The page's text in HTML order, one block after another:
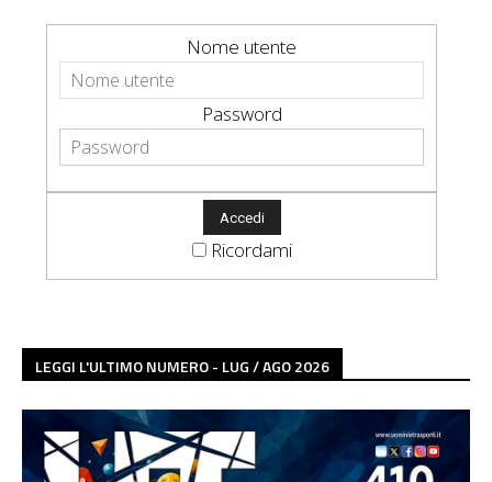
Nome utente
Password
Ricordami
LEGGI L'ULTIMO NUMERO - LUG / AGO 2026